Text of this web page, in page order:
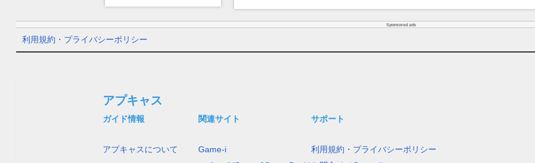
Sponsored ads
利用規約・プライバシーポリシー
アプキャス
ガイド情報
アプキャスについて
関連サイト
Game-i
サポート
利用規約・プライバシーポリシー